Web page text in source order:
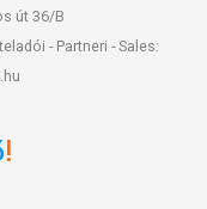
út 36/B
- Partneri - Sales: